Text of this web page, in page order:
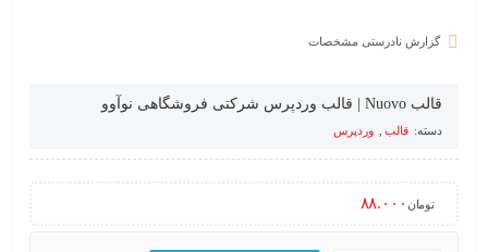
گزارش نادرستی مشخصات
قالب Nuovo | قالب وردپرس شرکتی فروشگاهی نوآوو
دسته: قالب وردپرس
تومان ۸۸.۰۰۰